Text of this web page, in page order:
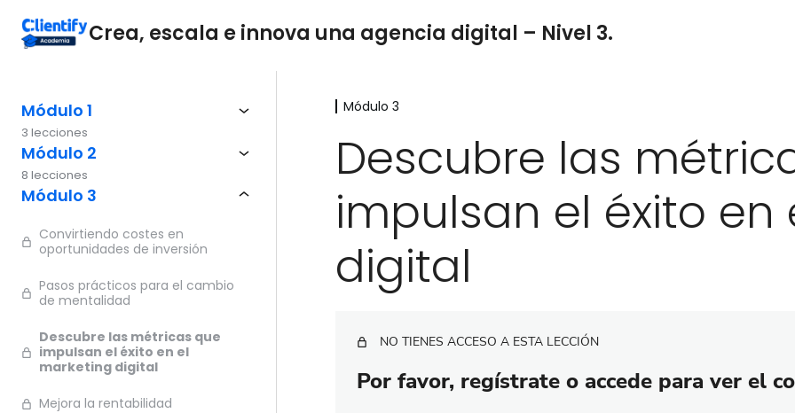
Crea, escala e innova una agencia digital – Nivel 3.
Módulo 1
3 lecciones
Módulo 2
8 lecciones
Módulo 3
Convirtiendo costes en
oportunidades de inversión
Pasos prácticos para el cambio
de mentalidad
Descubre las métricas que
impulsan el éxito en el
marketing digital
Mejora la rentabilidad
Módulo 3
Descubre las
impulsan el éxito en
digital
NO TIENES ACCESO A ESTA LECCIÓN
Por favor, regístrate o accede para ver el